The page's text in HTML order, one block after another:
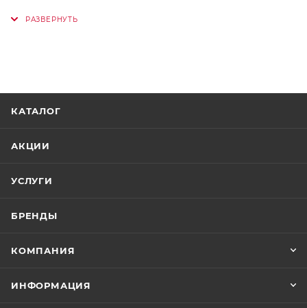
КАТАЛОГ
АКЦИИ
УСЛУГИ
БРЕНДЫ
КОМПАНИЯ
ИНФОРМАЦИЯ